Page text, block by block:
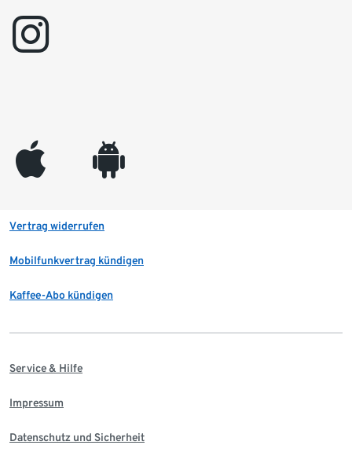
instagram
appleinc android
Vertrag widerrufen
Mobilfunkvertrag kündigen
Kaffee-Abo kündigen
Service & Hilfe
Impressum
Datenschutz und Sicherheit